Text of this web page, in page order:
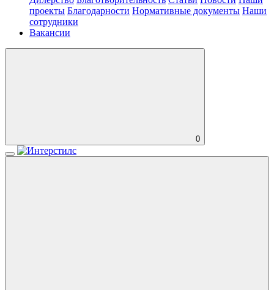
проекты Благодарности Нормативные документы Наши
сотрудники
Вакансии
0